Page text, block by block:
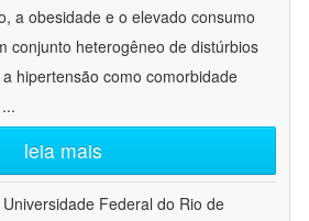
a obesidade e o elevado consumo
conjunto heterogêneo de distúrbios
hipertensão como comorbidade
...
leia mais
Universidade Federal do Rio de